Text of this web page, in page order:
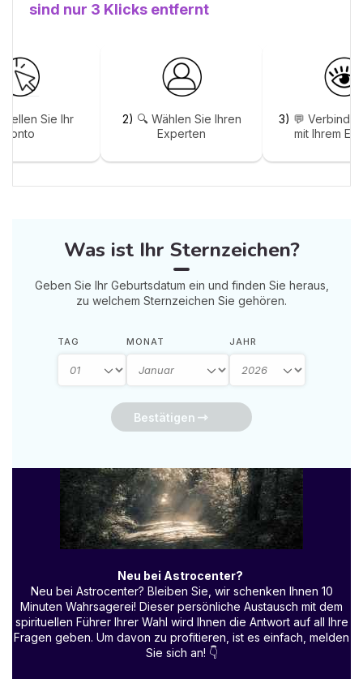
sind nur 3 Klicks entfernt
Sie Ihr
Konto
2) 🔍 Wählen Sie Ihren
Experten
3) 💬
mit Ihrem
Was ist Ihr Sternzeichen?
Geben Sie Ihr Geburtsdatum ein und finden Sie heraus,
zu welchem Sternzeichen Sie gehören.
TAG MONAT JAHR
Bestätigen
Neu bei Astrocenter?
Neu bei Astrocenter? Bleiben Sie, wir schenken Ihnen 10
Minuten Wahrsagerei! Dieser persönliche Austausch mit dem
spirituellen Führer Ihrer Wahl wird Ihnen die Antwort auf all Ihre
Fragen geben. Um davon zu profitieren, ist es einfach, melden
Sie sich an! 👇